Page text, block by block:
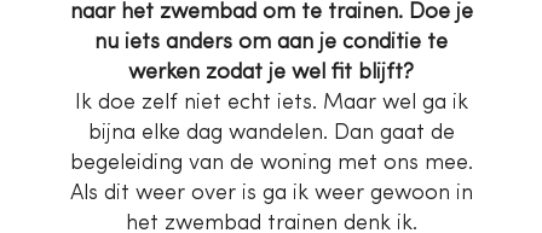
naar het zwembad om te trainen. Doe je
nu iets anders om aan je conditie te
werken zodat je wel fit blijft?
Ik doe zelf niet echt iets. Maar wel ga ik
bijna elke dag wandelen. Dan gaat de
begeleiding van de woning met ons mee.
Als dit weer over is ga ik weer gewoon in
het zwembad trainen denk ik.